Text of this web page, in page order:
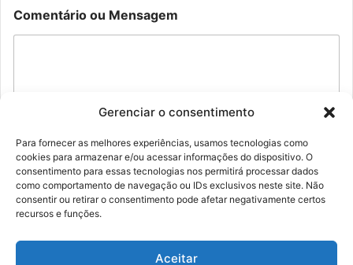
Gerenciar o consentimento
Para fornecer as melhores experiências, usamos tecnologias como
cookies para armazenar e/ou acessar informações do dispositivo. O
consentimento para essas tecnologias nos permitirá processar dados
como comportamento de navegação ou IDs exclusivos neste site. Não
consentir ou retirar o consentimento pode afetar negativamente certos
recursos e funções.
Aceitar
C
o
m
o
M
e
n
s
a
e
o
m
m
t
á
r
o
o
Comentário ou Mensagem
Enviar